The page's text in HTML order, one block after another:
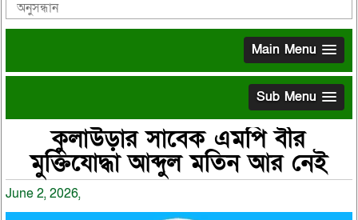
Main Menu
Sub Menu
কুলাউড়ার সাবেক এমপি বীর
মুক্তিযোদ্ধা আব্দুল মতিন আর নেই
June 2, 2026,